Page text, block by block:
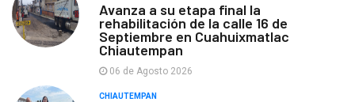
Avanza a su etapa final la
rehabilitación de la calle 16 de
Septiembre en Cuahuixmatlac
Chiautempan
06 de Agosto 2026
CHIAUTEMPAN